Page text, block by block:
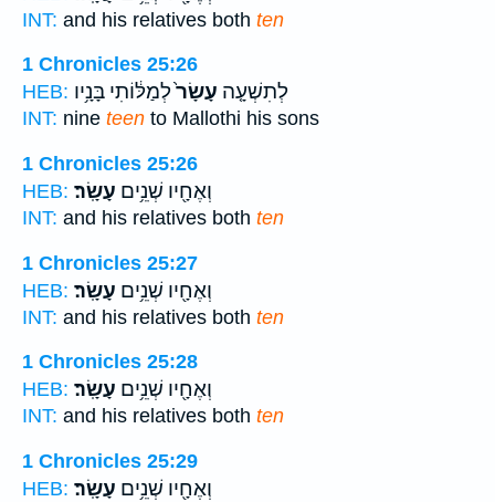
INT: and his relatives both ten
1 Chronicles 25:26
HEB:
לְתִשְׁעָ֤ה עָשָׂר֙לְמַלּ֔וֹתִי בָּנָ֥יו
INT: nine teen to Mallothi his sons
1 Chronicles 25:26
HEB:
וְאֶחָ֖יו שְׁנֵ֥ים עָשָֽׂר׃
INT: and his relatives both ten
1 Chronicles 25:27
HEB:
וְאֶחָ֖יו שְׁנֵ֥ים עָשָֽׂר׃
INT: and his relatives both ten
1 Chronicles 25:28
HEB:
וְאֶחָ֖יו שְׁנֵ֥ים עָשָֽׂר׃
INT: and his relatives both ten
1 Chronicles 25:29
HEB:
וְאֶחָ֖יו שְׁנֵ֥ים עָשָֽׂר׃